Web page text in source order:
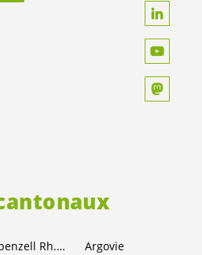
Appenzell Rh.-I. Argovie